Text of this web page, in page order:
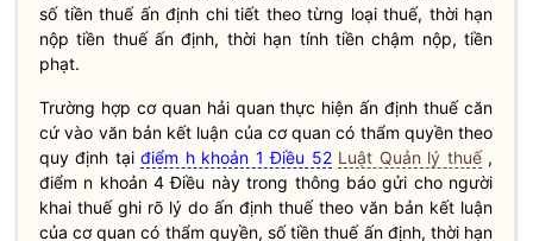
số tiền thuếấn định chi tiết theo từng loại thuế, thời hạn
nộp tiền thuếấn định, thời hạn tính tiền chậm nộp, tiền
phạt.
Trường hợp cơ quan hải quanthực hiện ấn địnhthuếcăn
cứ vào văn bản kết luận của cơ quan có thẩm quyềntheo
quy định tạiđiểm h khoản 1 Điều 52 Luật Quản lý thuế,
điểm n khoản 4 Điều này trong thông báo gửi cho người
khai thuếghi rõ lý do ấn định thuếtheo văn bản kết luận
của cơ quan có thẩm quyền, số tiềnthuếấn định, thời hạn